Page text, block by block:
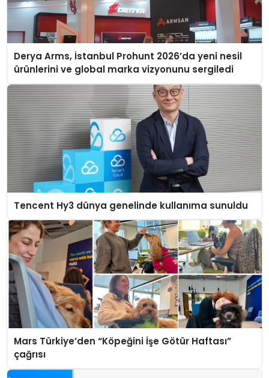
Derya Arms, İstanbul Prohunt 2026’da yeni nesil
ürünlerini ve global marka vizyonunu sergiledi
Tencent Hy3 dünya genelinde kullanıma sunuldu
Mars Türkiye’den “Köpeğini İşe Götür Haftası”
çağrısı